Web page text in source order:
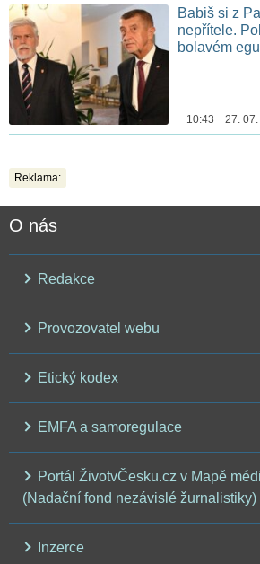
Babiš si z
nepřítele.
bolavém
10:43 27. 07.
Reklama:
O nás
Redakce
Provozovatel webu
Etický kodex
EMFA a samoregulace
Portál ŽivotvČesku.cz v Mapě
(Nadační fond nezávislé žurnalistiky)
Inzerce